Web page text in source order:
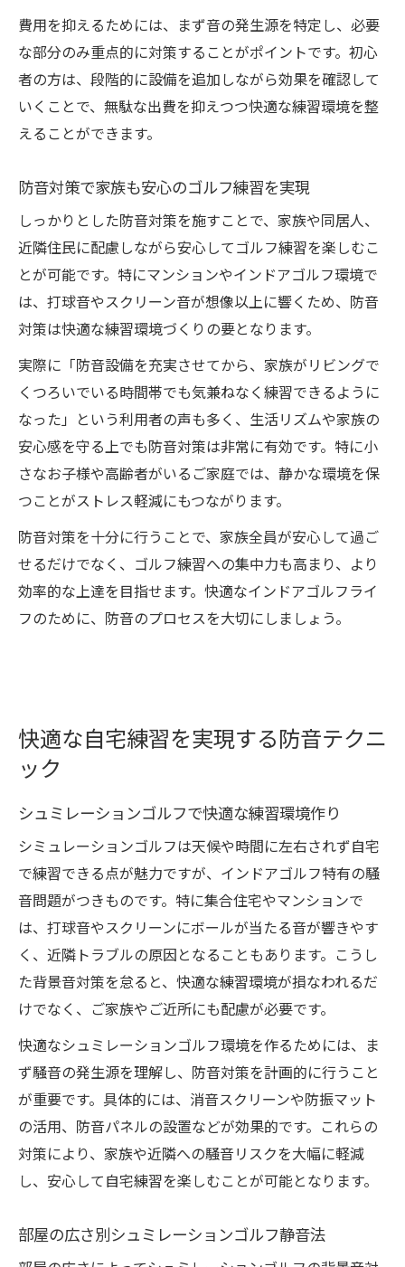
費用を抑えるためには、まず音の発生源を特定し、必要
な部分のみ重点的に対策することがポイントです。初心
者の方は、段階的に設備を追加しながら効果を確認して
いくことで、無駄な出費を抑えつつ快適な練習環境を整
えることができます。
防音対策で家族も安心のゴルフ練習を実現
しっかりとした防音対策を施すことで、家族や同居人、
近隣住民に配慮しながら安心してゴルフ練習を楽しむこ
とが可能です。特にマンションやインドアゴルフ環境で
は、打球音やスクリーン音が想像以上に響くため、防音
対策は快適な練習環境づくりの要となります。
実際に「防音設備を充実させてから、家族がリビングで
くつろいでいる時間帯でも気兼ねなく練習できるように
なった」という利用者の声も多く、生活リズムや家族の
安心感を守る上でも防音対策は非常に有効です。特に小
さなお子様や高齢者がいるご家庭では、静かな環境を保
つことがストレス軽減にもつながります。
防音対策を十分に行うことで、家族全員が安心して過ご
せるだけでなく、ゴルフ練習への集中力も高まり、より
効率的な上達を目指せます。快適なインドアゴルフライ
フのために、防音のプロセスを大切にしましょう。
快適な自宅練習を実現する防音テクニ
ック
シュミレーションゴルフで快適な練習環境作り
シミュレーションゴルフは天候や時間に左右されず自宅
で練習できる点が魅力ですが、インドアゴルフ特有の騒
音問題がつきものです。特に集合住宅やマンションで
は、打球音やスクリーンにボールが当たる音が響きやす
く、近隣トラブルの原因となることもあります。こうし
た背景音対策を怠ると、快適な練習環境が損なわれるだ
けでなく、ご家族やご近所にも配慮が必要です。
快適なシュミレーションゴルフ環境を作るためには、ま
ず騒音の発生源を理解し、防音対策を計画的に行うこと
が重要です。具体的には、消音スクリーンや防振マット
の活用、防音パネルの設置などが効果的です。これらの
対策により、家族や近隣への騒音リスクを大幅に軽減
し、安心して自宅練習を楽しむことが可能となります。
部屋の広さ別シュミレーションゴルフ静音法